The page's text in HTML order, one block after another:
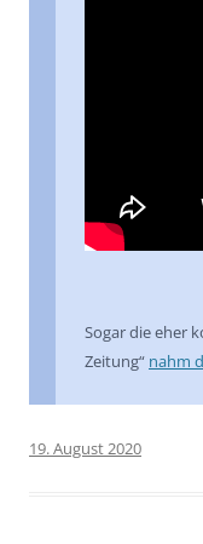
Sogar die eher
Zeitung“ nahm
19. August 2020